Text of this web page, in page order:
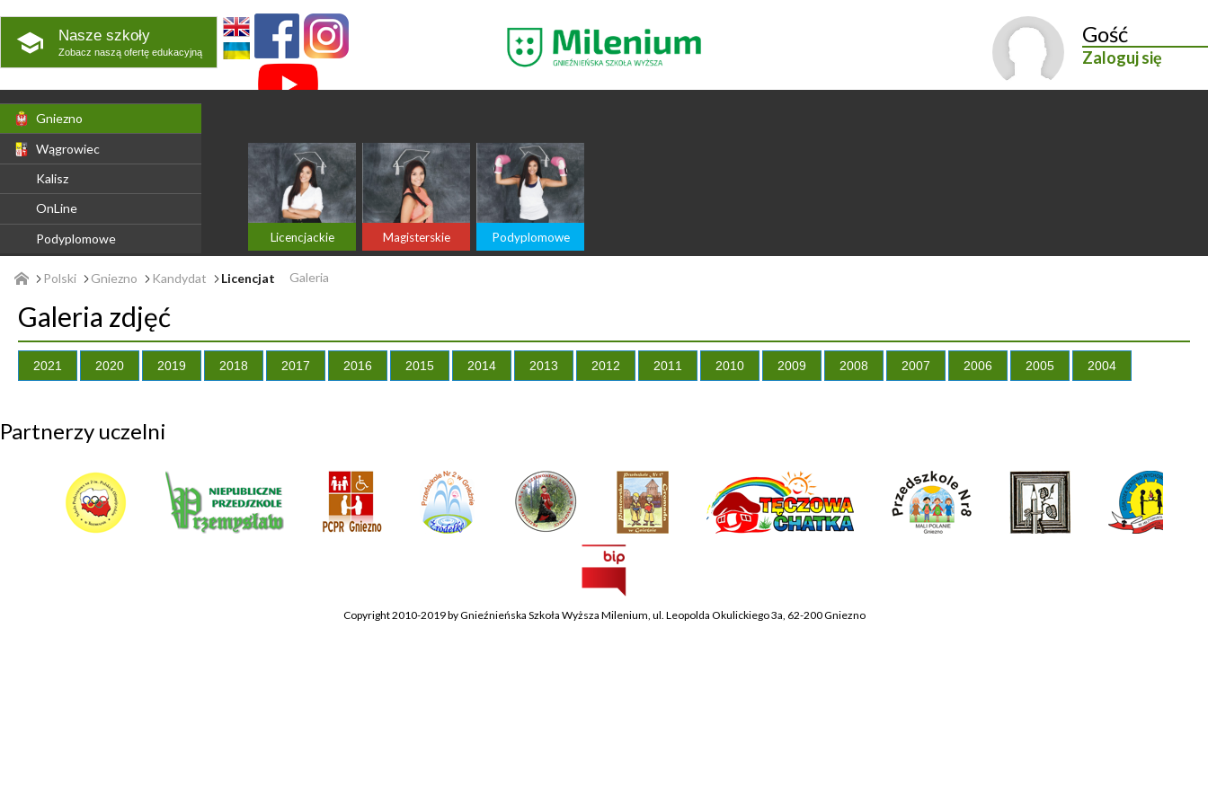
Nasze szkoły
Zobacz naszą ofertę edukacyjną
Gość
Zaloguj się
Gniezno
Wągrowiec
Kalisz
OnLine
Podyplomowe
Licencjackie Magisterskie Podyplomowe
Polski Gniezno Kandydat Licencjat Galeria
Galeria zdjęć
2021 2020 2019 2018 2017 2016 2015 2014 2013 2012 2011 2010 2009 2008 2007 2006 2005 2004
Partnerzy uczelni
Copyright 2010-2019 by Gnieźnieńska Szkoła Wyższa Milenium, ul. Leopolda Okulickiego 3a, 62-200 Gniezno